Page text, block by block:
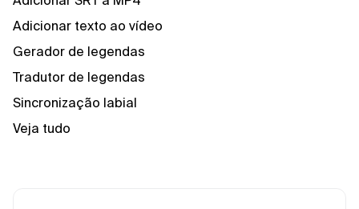
Adicionar texto ao vídeo
Gerador de legendas
Tradutor de legendas
Sincronização labial
Veja tudo